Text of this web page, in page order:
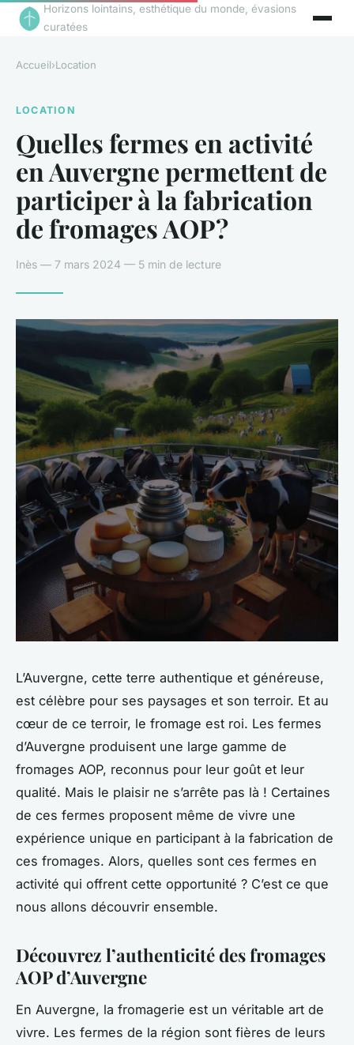
Horizons lointains, esthétique du monde, évasions
curatées
Accueil›Location
LOCATION
Quelles fermes en activité
en Auvergne permettent de
participer à la fabrication
de fromages AOP?
Inès — 7 mars 2024 — 5 min de lecture
L’Auvergne, cette terre authentique et généreuse,
est célèbre pour ses paysages et son terroir. Et au
cœur de ce terroir, le fromage est roi. Les fermes
d’Auvergne produisent une large gamme de
fromages AOP, reconnus pour leur goût et leur
qualité. Mais le plaisir ne s’arrête pas là ! Certaines
de ces fermes proposent même de vivre une
expérience unique en participant à la fabrication de
ces fromages. Alors, quelles sont ces fermes en
activité qui offrent cette opportunité ? C’est ce que
nous allons découvrir ensemble.
Découvrez l’authenticité des fromages
AOP d’Auvergne
En Auvergne, la fromagerie est un véritable art de
vivre. Les fermes de la région sont fières de leurs